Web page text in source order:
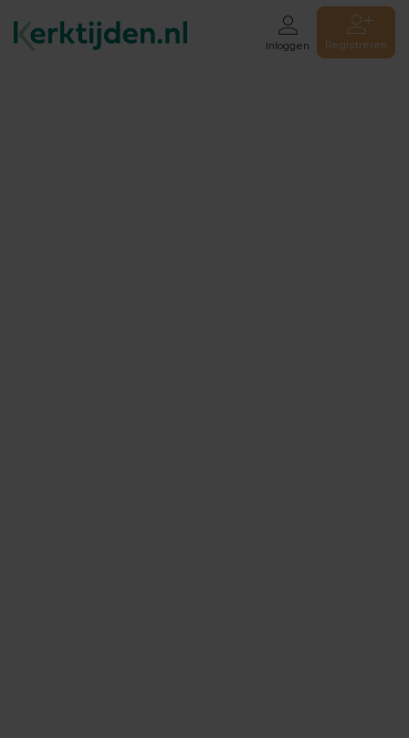
Inloggen Registreren